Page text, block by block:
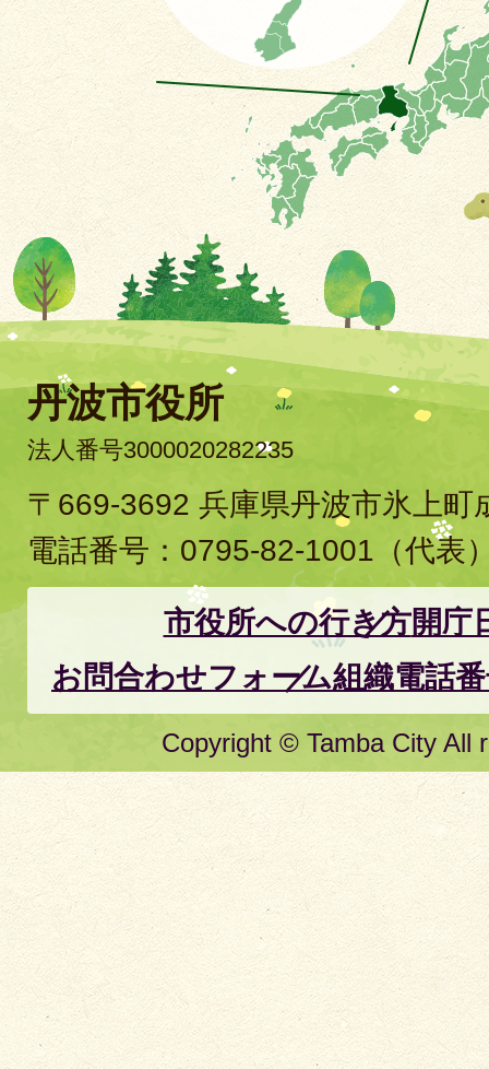
丹波市役所
法人番号3000020282235
〒669-3692 兵庫県丹波市氷上町
電話番号： 0795-82-1001 （代表
市役所への行き方開庁
お問合わせフォーム組織電話
Copyright © Tamba City All